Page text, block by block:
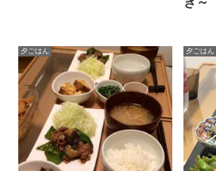
夕ごはん 夕ごはん